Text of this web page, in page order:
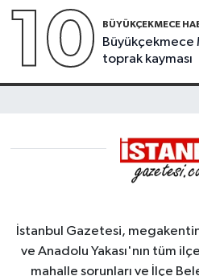
10 BÜYÜKÇEKMECE
Büyükçekmece
toprak kayması
İstanbul Gazetesi, megakentin
ve Anadolu Yakası'nın tüm
mahalle sorunları ve İlçe